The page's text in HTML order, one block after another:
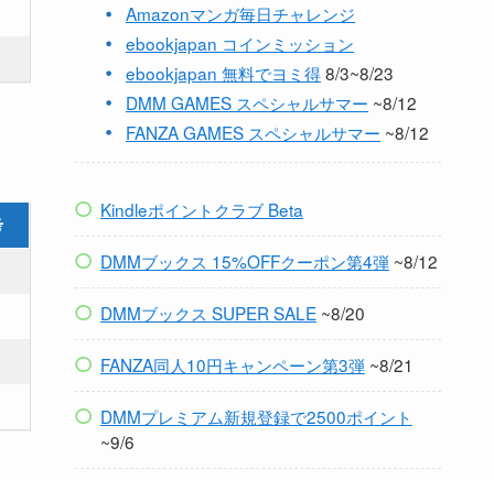
Amazonマンガ毎日チャレンジ
ebookjapan コインミッション
ebookjapan 無料でヨミ得8/3~8/23
DMM GAMES スペシャルサマー ~8/12
FANZA GAMES スペシャルサマー ~8/12
Kindleポイントクラブ Beta
DMMブックス 15%OFFクーポン第4弾~8/12
DMMブックス SUPER SALE~8/20
FANZA同人10円キャンペーン第3弾~8/21
DMMプレミアム新規登録で2500ポイント
~9/6